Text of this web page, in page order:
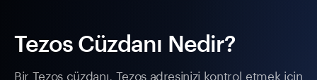
Tezos Cüzdanı Nedir?
Bir Tezos cüzdanı, Tezos adresinizi kontrol etmek için